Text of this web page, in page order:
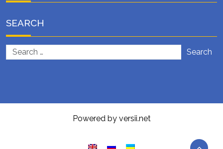
SEARCH
Search
Powered by versii.net